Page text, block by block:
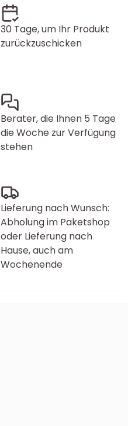
30 Tage, um Ihr Produkt
zurückzuschicken
Berater, die Ihnen 5 Tage
die Woche zur Verfügung
stehen
Lieferung nach Wunsch:
Abholung im Paketshop
oder Lieferung nach
Hause, auch am
Wochenende